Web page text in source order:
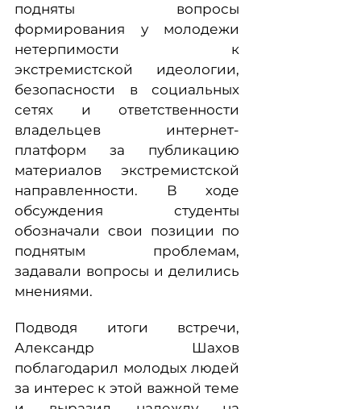
подняты вопросы
формирования у молодежи
нетерпимости к
экстремистской идеологии,
безопасности в социальных
сетях и ответственности
владельцев интернет-
платформ за публикацию
материалов экстремистской
направленности. В ходе
обсуждения студенты
обозначали свои позиции по
поднятым проблемам,
задавали вопросы и делились
мнениями.
Подводя итоги встречи,
Александр Шахов
поблагодарил молодых людей
за интерес к этой важной теме